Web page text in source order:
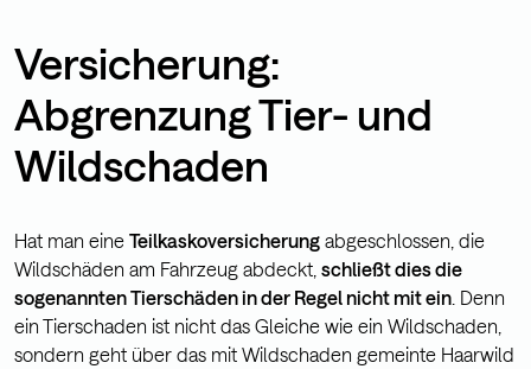
Versicherung:
Abgrenzung Tier- und
Wildschaden
Hat man eine Teilkaskoversicherung abgeschlossen, die
Wildschäden am Fahrzeug abdeckt, schließt dies die
sogenannten Tierschäden in der Regel nicht mit ein . Denn
ein Tierschaden ist nicht das Gleiche wie ein Wildschaden,
sondern geht über das mit Wildschaden gemeinte Haarwild